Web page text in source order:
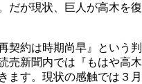
だが現状、巨人が高木を復
契約は時期尚早』という判
売新聞内では『もはや高木
ます。現状の感触では３月